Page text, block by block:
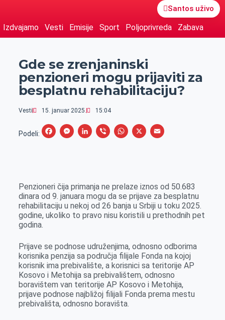
Santos uživo
Izdvajamo Vesti Emisije Sport Poljoprivreda Zabava
Gde se zrenjaninski
penzioneri mogu prijaviti za
besplatnu rehabilitaciju?
Vesti 15. januar 2025. 15:04
Podeli:
F
b
o
o
M
e
n
g
r
L
e
d
I
V
r
W
s
A
p
X
E
l
Penzioneri čija primanja ne prelaze iznos od 50.683
dinara od 9. januara mogu da se prijave za besplatnu
rehabilitaciju u nekoj od 26 banja u Srbiji u toku 2025.
godine, ukoliko to pravo nisu koristili u prethodnih pet
godina.
Prijave se podnose udruženjima, odnosno odborima
korisnika penzija sa područja filijale Fonda na kojoj
korisnik ima prebivalište, a korisnici sa teritorije AP
Kosovo i Metohija sa prebivalištem, odnosno
boravištem van teritorije AP Kosovo i Metohija,
prijave podnose najbližoj filijali Fonda prema mestu
prebivališta, odnosno boravišta.